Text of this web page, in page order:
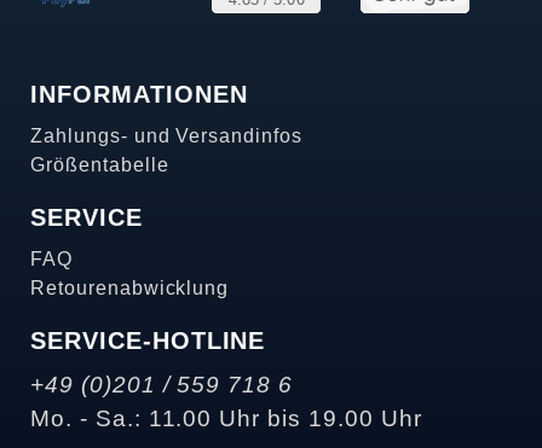
INFORMATIONEN
Zahlungs- und Versandinfos
Größentabelle
SERVICE
FAQ
Retourenabwicklung
SERVICE-HOTLINE
+49 (0)201 / 559 718 6
Mo. - Sa.: 11.00 Uhr bis 19.00 Uhr